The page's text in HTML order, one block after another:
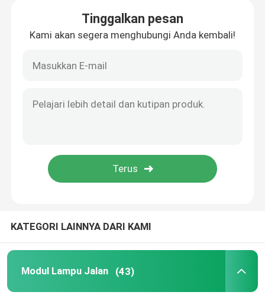
Komponen Lampu Jalan LED
Lensa LED COB
Tinggalkan pesan
Kami akan segera menghubungi Anda kembali!
KATEGORI LAINNYA DARI KAMI
Modul Lampu Jalan (43)